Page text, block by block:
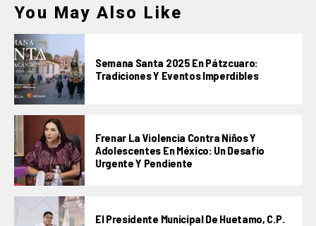
You May Also Like
Semana Santa 2025 En Pátzcuaro:
Tradiciones Y Eventos Imperdibles
Frenar La Violencia Contra Niños Y
Adolescentes En México: Un Desafío
Urgente Y Pendiente
El Presidente Municipal De Huetamo, C.P.